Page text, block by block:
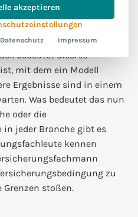
Fachbegriffe
bedeutet dies: Je
mit dem ein Modell
Ergebnisse sind in einem
Was bedeutet das nun
oder die
in jeder Branche gibt es
kennen
zu
stoßen.
akzeptieren
Datenschutz Impressum